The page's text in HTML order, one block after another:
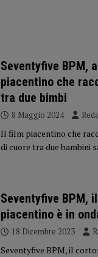
Seventyfive BPM,
piacentino che
tra due bimbi
8 Maggio 2024
Il film piacentino che
di cuore tra due bambini
Seventyfive BPM,
piacentino è in
18 Dicembre 2023
Seventyfive BPM, il